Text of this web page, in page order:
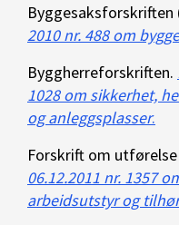
Byggesaksforskriften
2010 nr. 488 om
Byggherreforskriften.
1028 om sikkerhet,
og anleggsplasser.
Forskrift om utførelse
06.12.2011 nr. 1357
arbeidsutstyr og